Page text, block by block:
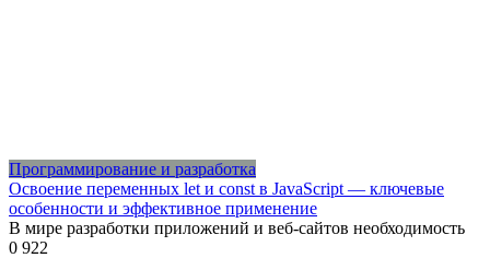
Программирование и разработка
Освоение переменных let и const в JavaScript — ключевые
особенности и эффективное применение
В мире разработки приложений и веб-сайтов необходимость
0 922